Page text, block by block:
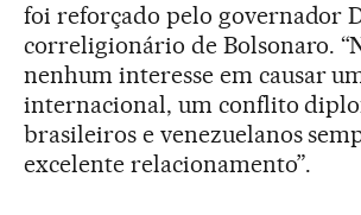
foi reforçado pelo governador
correligionário de Bolsonaro.
nenhum interesse em causar
internacional, um conflito
brasileiros e venezuelanos
excelente relacionamento”.